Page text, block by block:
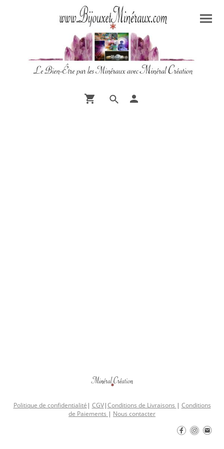
Politique de confidentialité | CGV|Conditions de Livraisons | Conditions
de Paiements | Nous contacter